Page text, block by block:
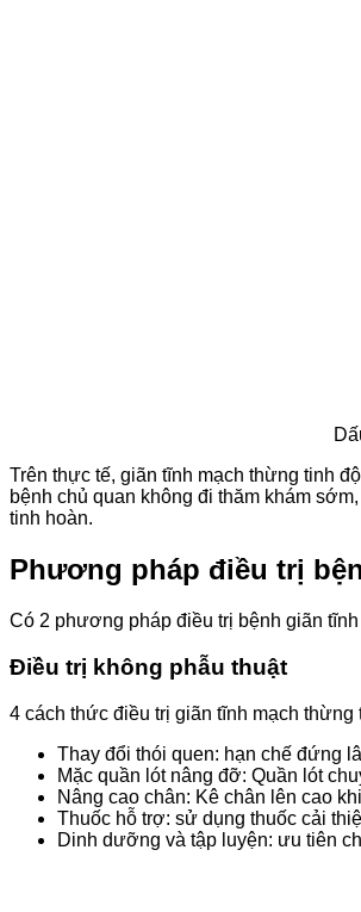
Trên thực tế, giãn tĩnh mạch thừng tinh
bệnh chủ quan không đi thăm khám
tinh hoàn.
Phương pháp điều trị
Có 2 phương pháp điều trị bệnh giãn
Điều trị không phẫu thuật
4 cách thức điều trị giãn tĩnh mạch
Thay đổi thói quen: hạn chế đứng
Mặc quần lót nâng đỡ: Quần lót
Nâng cao chân: Kê chân lên cao
Thuốc hỗ trợ: sử dụng thuốc cải
Dinh dưỡng và tập luyện: ưu tiên